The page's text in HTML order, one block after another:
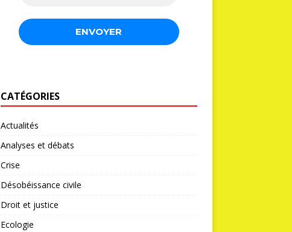
CATÉGORIES
Actualités
Analyses et débats
Crise
Désobéissance civile
Droit et justice
Ecologie